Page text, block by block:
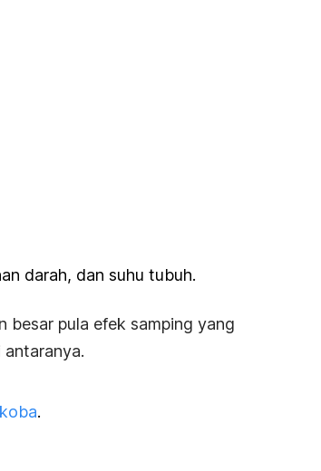
darah, dan suhu tubuh.
besar pula efek samping yang
.